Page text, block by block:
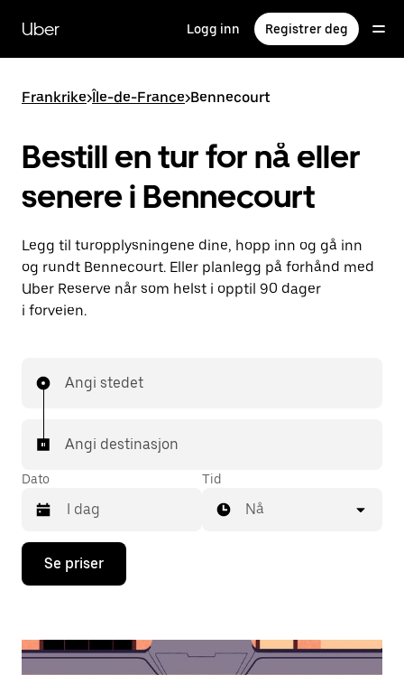
hovedinnholdet
Uber Logg inn Registrer deg
Frankrike>Île-de-France>Bennecourt
Bestill en tur for nå eller
senere i Bennecourt
Legg til turopplysningene dine, hopp inn og gå inn
og rundt Bennecourt. Eller planlegg på forhånd med
Uber Reserve når som helst i opptil 90 dager
i forveien.
Angi stedet
Angi destinasjon
Dato
Trykk
piltast
åpne
Tid
Nå
Se priser